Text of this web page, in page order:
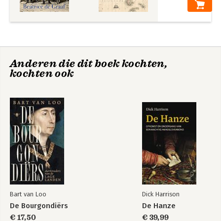
Radicale verlossing
Bekijk alle boeken
Anderen die dit boek kochten,
kochten ook
Bart van Loo
De Bourgondiërs
€ 17,50
Dick Harrison
De Hanze
€ 39,99